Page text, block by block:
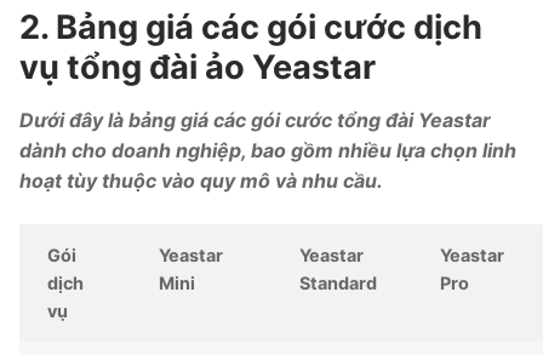
2. Bảng giá các gói cước dịch
vụ tổng đài ảo Yeastar
Dưới đây là bảng giá các gói cước tổng đài Yeastar
dành cho doanh nghiệp, bao gồm nhiều lựa chọn linh
hoạt tùy thuộc vào quy mô và nhu cầu.
Gói
dịch
vụ
Yeastar
Mini
Yeastar
Standard
Yeastar
Pro